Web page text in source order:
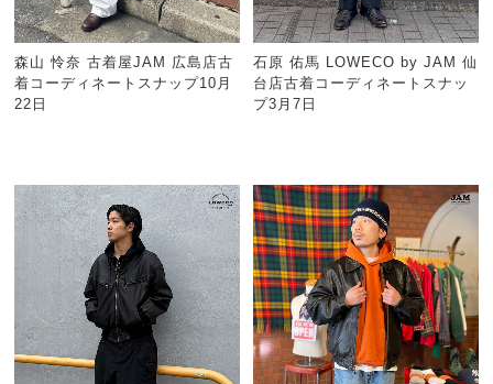
森山 怜奈 古着屋JAM 広島店古
着コーディネートスナップ10月
22日
石原 佑馬 LOWECO by JAM 仙
台店古着コーディネートスナッ
プ3月7日